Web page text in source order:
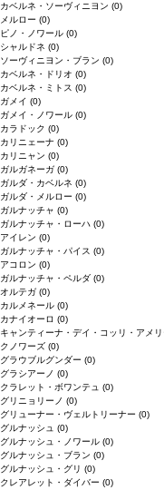
カベルネ・ソーヴィニヨン (0)
メルロー (0)
ピノ・ノワール (0)
シャルドネ (0)
ソーヴィニヨン・ブラン (0)
カベルネ・ドリオ (0)
カベルネ・ミトス (0)
ガメイ (0)
ガメイ・ノワール (0)
カラドック (0)
カリニェーナ (0)
カリニャン (0)
ガルガネーガ (0)
ガルダ・カベルネ (0)
ガルダ・メルロー (0)
ガルナッチャ (0)
ガルナッチャ・ローハ (0)
アイレン (0)
ガルナッチャ・パイス (0)
アコロン (0)
ガルナッチャ・ペルダ (0)
オルテガ (0)
カルメネール (0)
カナイオーロ (0)
キャンティーナ・デイ・コッリ・アメリ
クノワーズ (0)
グラウブルグンダー (0)
グラシアーノ (0)
クラレット・ボワンテュ (0)
グリニョリーノ (0)
グリューナー・ヴェルトリーナー (0)
グルナッシュ (0)
グルナッシュ・ノワール (0)
グルナッシュ・ブラン (0)
グルナッシュ・グリ (0)
クレアレット・ダイバー (0)